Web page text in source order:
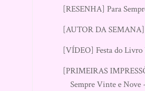
[RESENHA] Para
[AUTOR DA SEMANA]
[VÍDEO] Festa do Livro
[PRIMEIRAS
Sempre Vinte e Nove